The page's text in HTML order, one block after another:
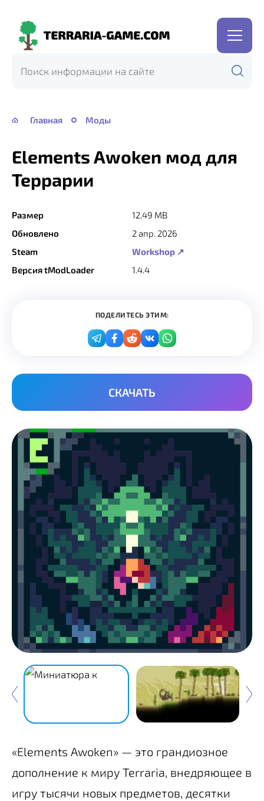
Terraria-
Главная Моды
Elements Awoken мод для
Террарии
Размер
12.49 MB
Обновлено
2 апр. 2026
Steam
Workshop ↗
Версия tModLoader
1.4.4
ПОДЕЛИТЕСЬ ЭТИМ:
СКАЧАТЬ
«Elements Awoken» — это грандиозное
дополнение к миру Terraria, внедряющее в
игру тысячи новых предметов, десятки